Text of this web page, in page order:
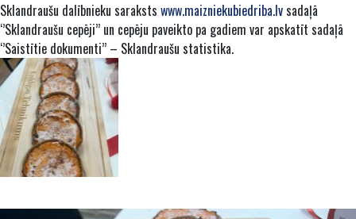
Sklandraušu dalībnieku saraksts www.maizniekubiedriba.lvsadaļā
‘’Sklandraušu cepēji’’ un cepēju paveikto pa gadiem var apskatīt sadaļā
‘’Saistītie dokumenti’’ – Sklandraušu statistika.